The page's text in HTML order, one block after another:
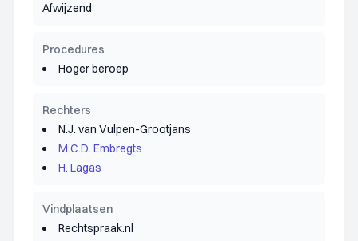
Afwijzend
Procedures
Hoger beroep
Rechters
N.J. van Vulpen-Grootjans
M.C.D. Embregts
H. Lagas
Vindplaatsen
Rechtspraak.nl